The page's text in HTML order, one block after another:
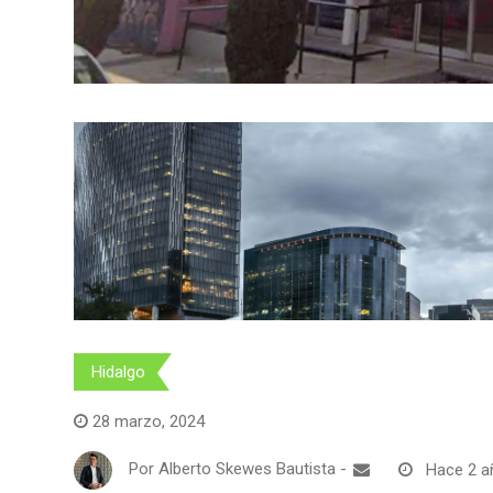
Hidalgo
28 marzo, 2024
Por Alberto Skewes Bautista - Hace 2